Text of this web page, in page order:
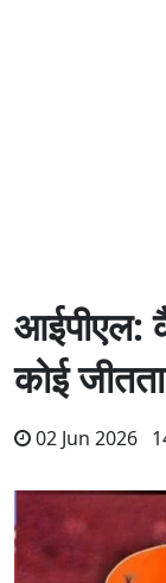
आईपीएल:
कोई
02 Jun 2026